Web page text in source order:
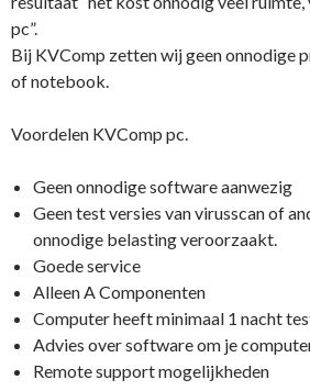
pc”.
Bij KVComp zetten wij geen onnodige
of notebook.
Voordelen KVComp pc.
Geen onnodige software aanwezig
Geen test versies van virusscan of
onnodige belasting veroorzaakt.
Goede service
Alleen A Componenten
Computer heeft minimaal 1 nacht
Advies over software om je
Remote support mogelijkheden